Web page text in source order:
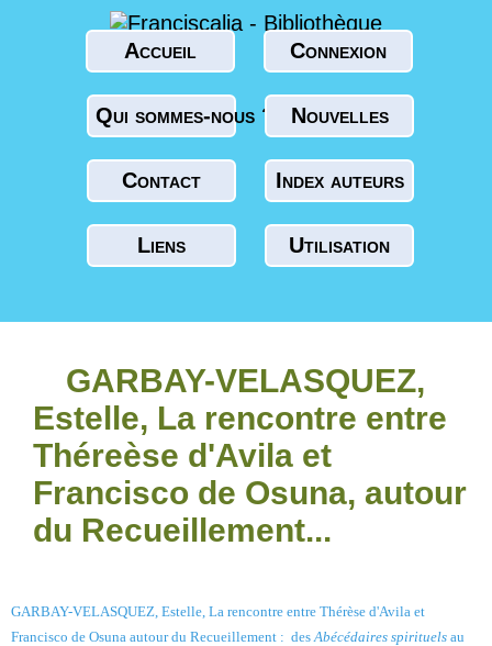
Accueil Connexion
Qui sommes-nous ? Nouvelles
Contact Index auteurs
Liens Utilisation
GARBAY-VELASQUEZ,
Estelle, La rencontre entre
Théreèse d'Avila et
Francisco de Osuna, autour
du Recueillement...
GARBAY-VELASQUEZ, Estelle, La rencontre entre Thérèse d'Avila et
Francisco de Osuna autour du Recueillement : desAbécédaires spirituels au